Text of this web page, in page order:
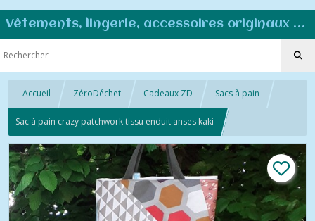
Vêtements, lingerie, accessoires originaux et personnalisés - Couture éco-responsable
Accueil ZéroDéchet Cadeaux ZD Sacs à pain
Sac à pain crazy patchwork tissu enduit anses kaki